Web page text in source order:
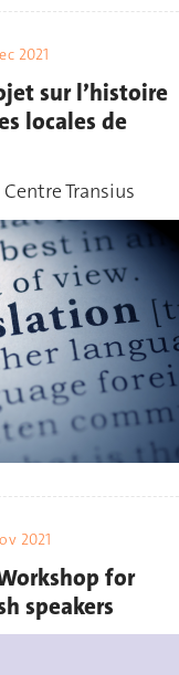
2021
sur l’histoire
locales de
Transius
2021
for
speakers